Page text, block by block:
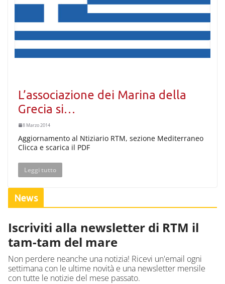
L’associazione dei Marina della
Grecia si…
8 Marzo 2014
Aggiornamento al Ntiziario RTM, sezione Mediterraneo
Clicca e scarica il PDF
Leggi tutto
News
Iscriviti alla newsletter di RTM il
tam-tam del mare
Non perdere neanche una notizia! Ricevi un'email ogni
settimana con le ultime novità e una newsletter mensile
con tutte le notizie del mese passato.